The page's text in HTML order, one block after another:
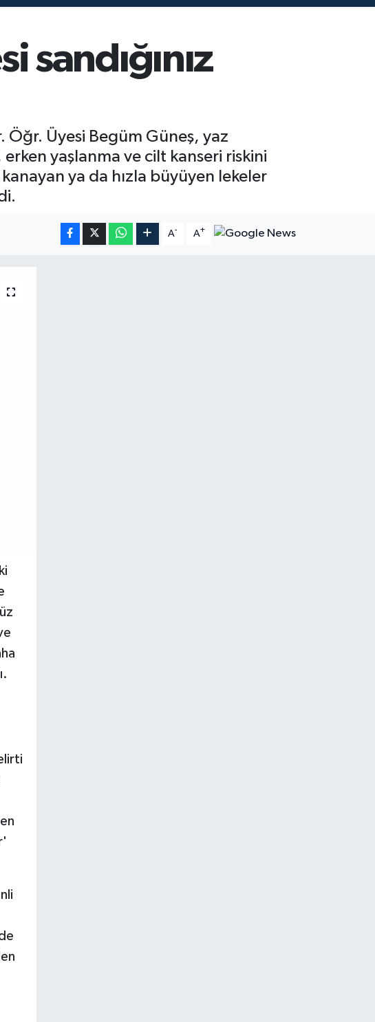
sandığınız
Öğr. Üyesi Begüm Güneş, yaz
yaşlanma ve cilt kanseri riskini
ya da hızla büyüyen lekeler
A- A+